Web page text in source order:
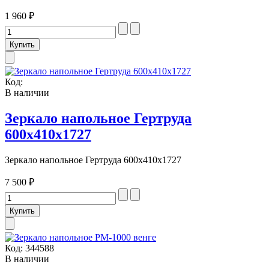
1 960 ₽
Код:
В наличии
Зеркало напольное Гертруда
600х410х1727
Зеркало напольное Гертруда 600х410х1727
7 500 ₽
Код: 344588
В наличии